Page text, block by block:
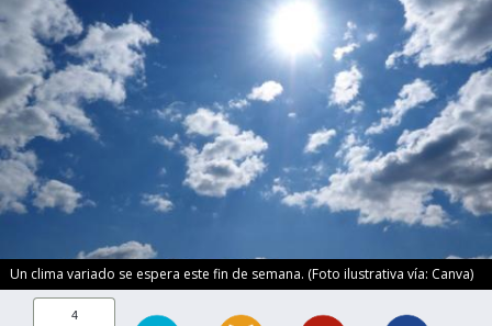
Un clima variado se espera este fin de semana. (Foto ilustrativa vía: Canva)
4